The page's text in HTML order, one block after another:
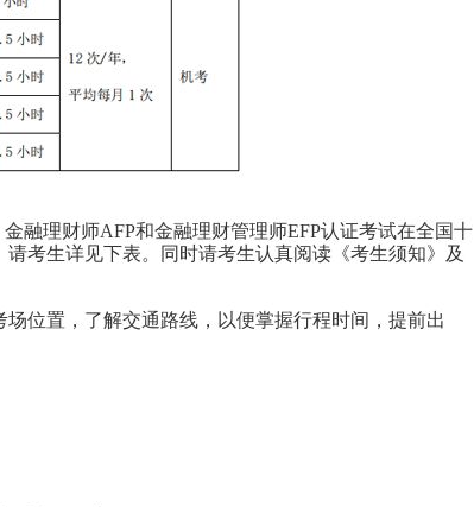
理财师AFP和金融理财管理师EFP认证考试在全国十
考生详见下表。同时请考生认真阅读《考生须知》及
置，了解交通路线，以便掌握行程时间，提前出